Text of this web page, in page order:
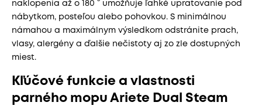
naklopenia až o 180 ° umožňuje ľahké upratovanie pod
nábytkom, posteľou alebo pohovkou. S minimálnou
námahou a maximálnym výsledkom odstránite prach,
vlasy, alergény a ďalšie nečistoty aj zo zle dostupných
miest.
Kľúčové funkcie a vlastnosti
parného mopu Ariete Dual Steam